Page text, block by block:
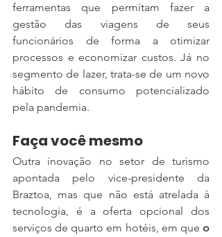
ferramentas que permitam fazer a
gestão das viagens de seus
funcionários de forma a otimizar
processos e economizar custos. Já no
segmento de lazer, trata-se de um novo
hábito de consumo potencializado
pela pandemia.
Faça você mesmo
Outra inovação no setor de turismo
apontada pelo vice-presidente da
Braztoa, mas que não está atrelada à
tecnologia, é a oferta opcional dos
serviços de quarto em hotéis, em que o